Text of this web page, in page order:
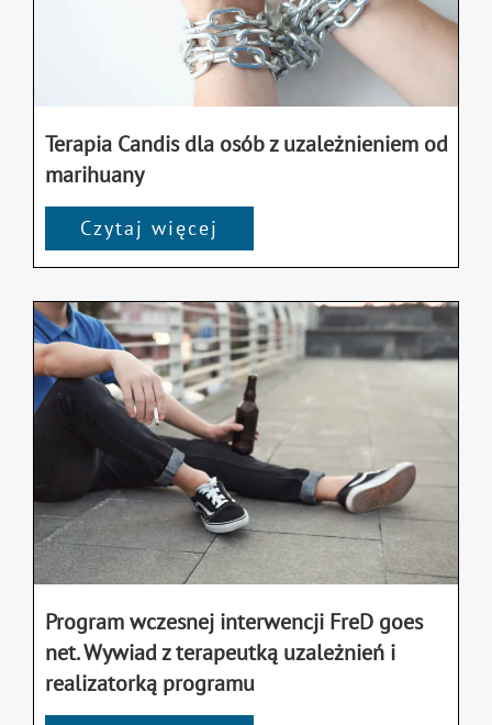
Terapia Candis dla osób z uzależnieniem od
marihuany
Czytaj więcej
Program wczesnej interwencji FreD goes
net. Wywiad z terapeutką uzależnień i
realizatorką programu